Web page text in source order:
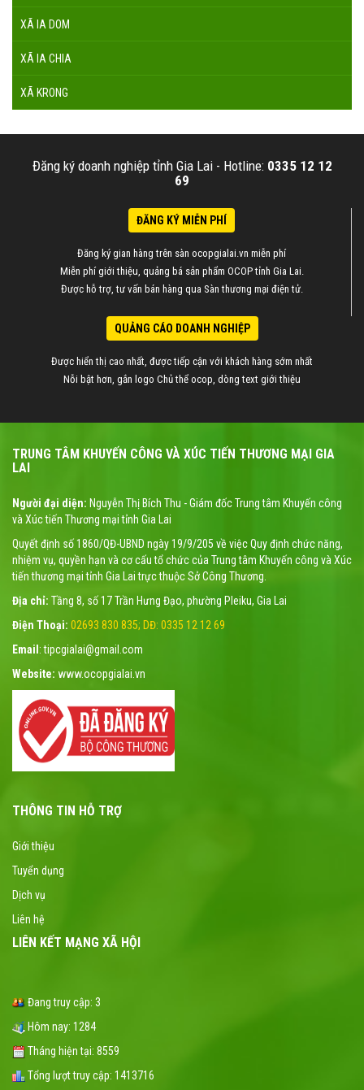
XÃ IA DOM
XÃ IA CHIA
XÃ KRONG
Đăng ký doanh nghiệp tỉnh Gia Lai - Hotline: 0335 12 12
69
ĐĂNG KÝ MIỄN PHÍ
Đăng ký gian hàng trên sàn ocopgialai.vn miễn phí
Miễn phí giới thiệu, quảng bá sản phẩm OCOP tỉnh Gia Lai.
Được hỗ trợ, tư vấn bán hàng qua Sàn thương mại điện tử.
QUẢNG CÁO DOANH NGHIỆP
Được hiển thị cao nhất, được tiếp cận với khách hàng sớm nhất
Nỗi bật hơn, gắn logo Chủ thể ocop, dòng text giới thiệu
TRUNG TÂM KHUYẾN CÔNG VÀ XÚC TIẾN THƯƠNG MẠI GIA
LAI
Người đại diện: Nguyễn Thị Bích Thu - Giám đốc Trung tâm Khuyến công
và Xúc tiến Thương mại tỉnh Gia Lai
Quyết định số 1860/QĐ-UBND ngày 19/9/205 về việc Quy định chức năng,
nhiệm vụ, quyền hạn và cơ cấu tổ chức của Trung tâm Khuyến công và Xúc
tiến thương mại tỉnh Gia Lai trực thuộc Sở Công Thương.
Địa chỉ: Tầng 8, số 17 Trần Hưng Đạo, phường Pleiku, Gia Lai
Điện Thoại: 02693 830 835; DĐ: 0335 12 12 69
Email : tipcgialai@gmail.com
Website: www.ocopgialai.vn
THÔNG TIN HỖ TRỢ
Giới thiệu
Tuyển dụng
Dịch vụ
Liên hệ
LIÊN KẾT MẠNG XÃ HỘI
Đang truy cập: 3
Hôm nay: 1284
Tháng hiện tại: 8559
Tổng lượt truy cập: 1413716